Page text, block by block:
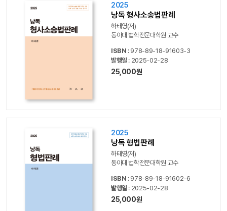
2025
낭독 형사소송법판례
하태영(저)
동아대 법학전문대학원 교수
ISBN : 978-89-18-91603-3
발행일 : 2025-02-28
25,000원
2025
낭독 형법판례
하태영(저)
동아대 법학전문대학원 교수
ISBN : 978-89-18-91602-6
발행일 : 2025-02-28
25,000원